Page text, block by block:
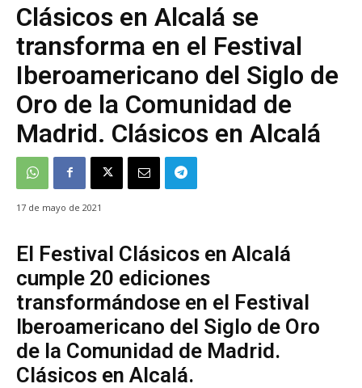
Clásicos en Alcalá se
transforma en el Festival
Iberoamericano del Siglo de
Oro de la Comunidad de
Madrid. Clásicos en Alcalá
17 de mayo de 2021
El Festival Clásicos en Alcalá
cumple 20 ediciones
transformándose en el Festival
Iberoamericano del Siglo de Oro
de la Comunidad de Madrid.
Clásicos en Alcalá.